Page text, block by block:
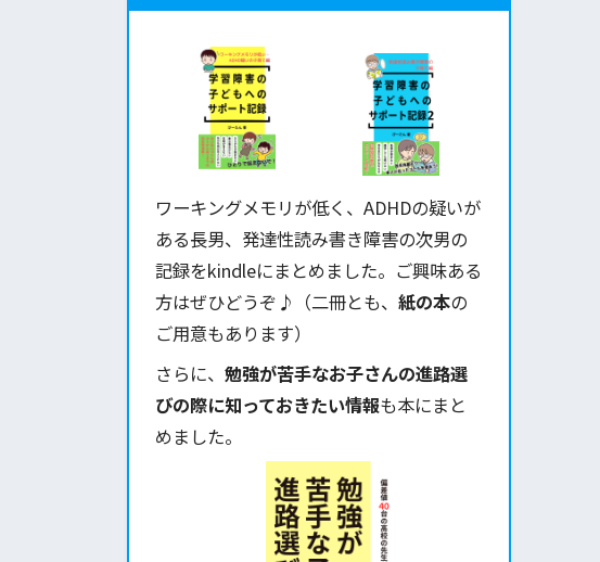
ワーキングメモリが低く、ADHDの疑いが
ある長男、発達性読み書き障害の次男の
記録をkindleにまとめました。ご興味ある
方はぜひどうぞ♪（二冊とも、紙の本の
ご用意もあります）
さらに、勉強が苦手なお子さんの進路選
びの際に知っておきたい情報も本にまと
めました。